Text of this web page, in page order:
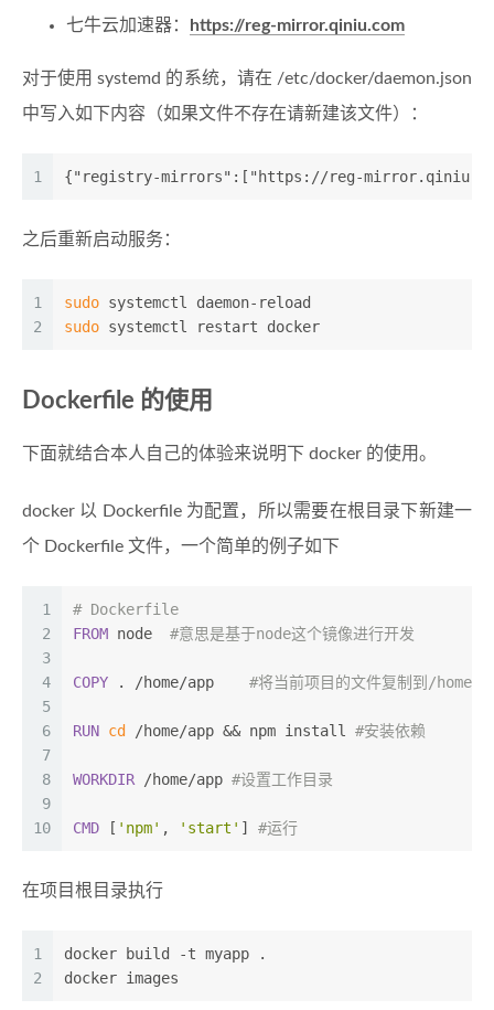
七牛云加速器： https://reg-mirror.qiniu.com
对于使用 systemd 的系统，请在 /etc/docker/daemon.json
中写入如下内容（如果文件不存在请新建该文件）：
1 {"registry-mirrors":["https://reg-
之后重新启动服务：
1
2
sudo systemctl daemon-reload
sudo systemctl restart docker
Dockerfile 的使用
下面就结合本人自己的体验来说明下 docker 的使用。
docker 以 Dockerfile 为配置，所以需要在根目录下新建一
个 Dockerfile 文件，一个简单的例子如下
1
2
3
4
5
6
7
8
9
10
# Dockerfile
FROM node #意思是基于node这个镜像进行开发
COPY . /home/app #将当前项目的文件复制到/home/
RUN cd /home/app && npm install #安装依赖
WORKDIR /home/app #设置工作目录
CMD [ 'npm' , 'start' ] #运行
在项目根目录执行
1
2
docker build -t myapp .
docker images